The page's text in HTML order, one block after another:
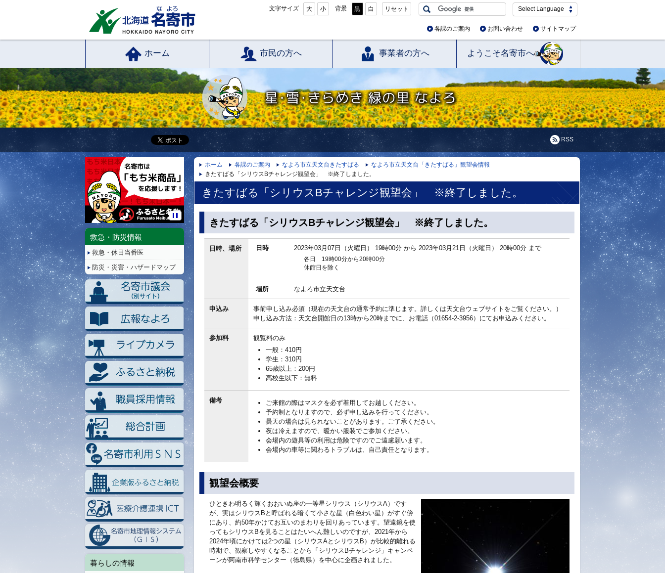
文字サイズ 大 小 背景 黒 白 リセット Select Language
各課のご案内 お問い合わせ サイトマップ
ホーム 市民の方へ 事業者の方へ ようこそ名寄市へ
星・雪・きらめき 緑の里 なよろ
RSS
ホーム 各課のご案内 なよろ市立天文台きたすばる
なよろ市立天文台「きたすばる」観望会情報
きたすばる「シリウスBチャレンジ観望会」 ※終了しました。
きたすばる「シリウスBチャレンジ観望会」 ※終了しました。
きたすばる「シリウスBチャレンジ観望会」 ※終了しました。
日時、場所 日時 2023年03月07日（火曜日） 19時00分から 2023年03月21日（火曜日） 20時00分まで
各日 19時00分から20時00分
休館日を除く
場所 なよろ市立天文台
申込み
事前申し込み必須（現在の天文台の通常予約に準じます。詳しくは天文台ウェブサイトをご覧ください。）
申し込み方法：天文台開館日の13時から20時までに、お電話（01654-2-3956）にてお申込みください。
参加料
観覧料のみ
一般：410円
学生：310円
65歳以上：200円
高校生以下：無料
備考
ご来館の際はマスクを必ず着用してお越しください。
予約制となりますので、必ず申し込みを行ってください。
曇天の場合は見られないことがあります。ご了承ください。
夜は冷えますので、暖かい服装でご参加ください。
会場内の遊具等の利用は危険ですのでご遠慮願います。
会場内の車等に関わるトラブルは、自己責任となります。
観望会概要
ひときわ明るく輝くおおいぬ座の一等星シリウス（シリウスA）です
が、実はシリウスBと呼ばれる暗くて小さな星（白色わい星）がすぐ傍
にあり、約50年かけてお互いのまわりを回りあっています。望遠鏡を使
ってもシリウスBを見ることはたいへん難しいのですが、2021年から
2024年頃にかけては2つの星（シリウスAとシリウスB）が比較的離れる
時期で、観察しやすくなることから「シリウスBチャレンジ」キャンペ
ーンが阿南市科学センター（徳島県）を中心に企画されました。
停
再
救急・防災情報
救急・休日当番医
防災・災害・ハザードマップ
暮らしの情報